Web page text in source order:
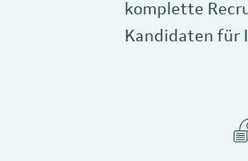
komplette
Kandidaten für